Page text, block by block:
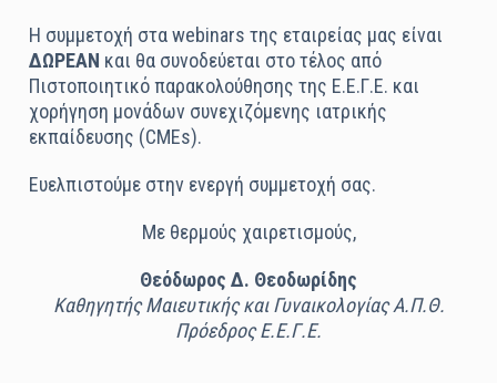
Η συμμετοχή στα webinars της εταιρείας μας είναι
ΔΩΡΕΑΝ και θα συνοδεύεται στο τέλος από
Πιστοποιητικό παρακολούθησης της Ε.Ε.Γ.Ε. και
χορήγηση μονάδων συνεχιζόμενης ιατρικής
εκπαίδευσης (CMEs).
Ευελπιστούμε στην ενεργή συμμετοχή σας.
Με θερμούς χαιρετισμούς,
Θεόδωρος Δ. Θεοδωρίδης
Καθηγητής Μαιευτικής και Γυναικολογίας Α.Π.Θ.
Πρόεδρος Ε.Ε.Γ.Ε.